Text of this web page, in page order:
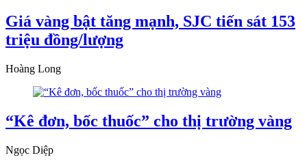
Giá vàng bật tăng mạnh, SJC tiến sát 153
triệu đồng/lượng
Hoàng Long
“Kê đơn, bốc thuốc” cho thị trường vàng
Ngọc Diệp